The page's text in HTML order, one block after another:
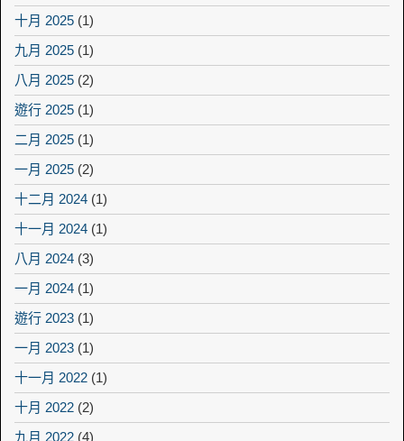
十月 2025 (1)
九月 2025 (1)
八月 2025 (2)
遊行 2025 (1)
二月 2025 (1)
一月 2025 (2)
十二月 2024 (1)
十一月 2024 (1)
八月 2024 (3)
一月 2024 (1)
遊行 2023 (1)
一月 2023 (1)
十一月 2022 (1)
十月 2022 (2)
九月 2022 (4)